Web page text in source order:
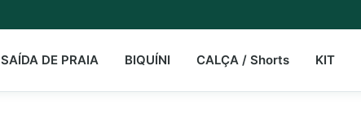
SAÍDA DE PRAIA BIQUÍNI CALÇA / Shorts KIT